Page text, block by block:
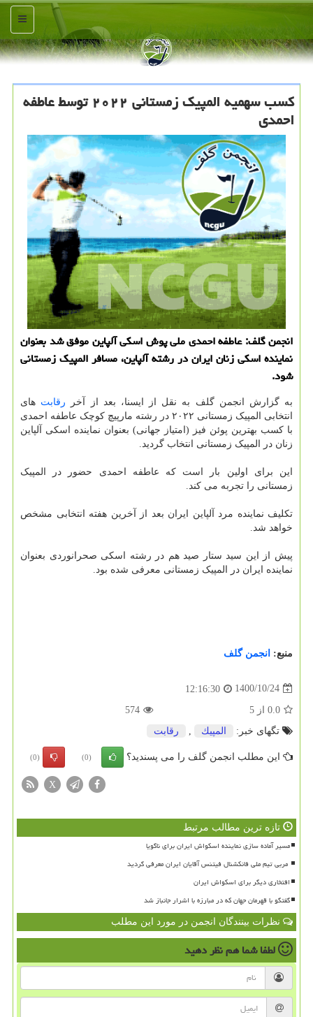
منو
کسب سهمیه المپیک زمستانی ۲۰۲۲ توسط عاطفه
احمدی
انجمن گلف: عاطفه احمدی ملی پوش اسکی آلپاین موفق شد بعنوان
نماینده اسکی زنان ایران در رشته آلپاین، مسافر المپیک زمستانی
شود.
به گزارش انجمن گلف به نقل از ایسنا، بعد از آخر رقابت های
انتخابی المپیک زمستانی ۲۰۲۲ در رشته مارپیچ کوچک عاطفه احمدی
با کسب بهترین پوئن فیز (امتیاز جهانی) بعنوان نماینده اسکی آلپاین
زنان در المپیک زمستانی انتخاب گردید.
این برای اولین بار است که عاطفه احمدی حضور در المپیک
زمستانی را تجربه می کند.
تکلیف نماینده مرد آلپاین ایران بعد از آخرین هفته انتخابی مشخص
خواهد شد.
پیش از این سید ستار صید هم در رشته اسکی صحرانوردی بعنوان
نماینده ایران در المپیک زمستانی معرفی شده بود.
منبع: انجمن گلف
1400/10/24
12:16:30
0.0 از 5
574
تگهای خبر:
المپیك رقابت
این مطلب انجمن گلف را می پسندید؟ (0)
(0)
X
تازه ترین مطالب مرتبط
مسیر آماده سازی نماینده اسکواش ایران برای ناگویا
افتخاری دیگر برای اسکواش ایران
گفتگو با قهرمان جهان که در مبارزه با اشرار جانباز شد
نظرات بینندگان انجمن در مورد این مطلب
لطفا شما همنظر دهید